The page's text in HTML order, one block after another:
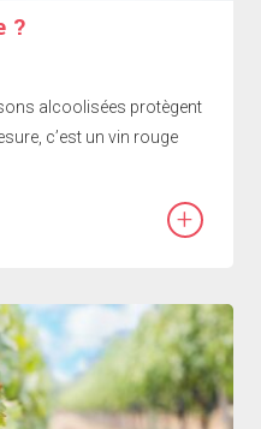
?
alcoolisées protègent
c’est un vin rouge
+